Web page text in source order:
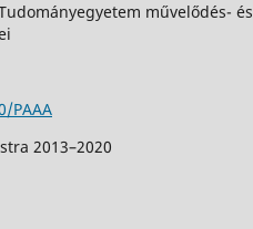
művelődés- és
PAAA
2013–2020